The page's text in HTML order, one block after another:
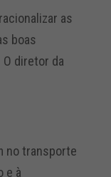
as
boas
diretor da
no transporte
e à